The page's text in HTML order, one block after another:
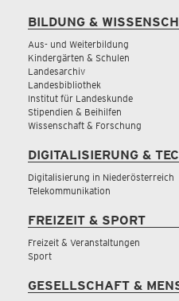
BILDUNG &
Aus- und Weiterbildung
Kindergärten & Schulen
Landesarchiv
Landesbibliothek
Institut für Landeskunde
Stipendien & Beihilfen
Wissenschaft & Forschung
DIGITALISIERUNG &
Digitalisierung in Niederösterreich
Telekommunikation
FREIZEIT & SPORT
Freizeit & Veranstaltungen
Sport
GESELLSCHAFT &